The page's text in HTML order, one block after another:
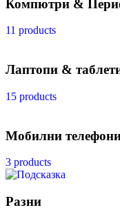
Компютри &
11 products
Лаптопи &
15 products
Мобилни
3 products
Разни